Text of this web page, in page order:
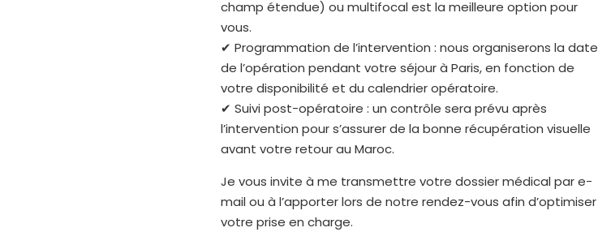
champ étendue) ou multifocal est la meilleure option pour
vous.
✔ Programmation de l’intervention : nous organiserons la date
de l’opération pendant votre séjour à Paris, en fonction de
votre disponibilité et du calendrier opératoire.
✔ Suivi post-opératoire : un contrôle sera prévu après
l’intervention pour s’assurer de la bonne récupération visuelle
avant votre retour au Maroc.
Je vous invite à me transmettre votre dossier médical par e-
mail ou à l’apporter lors de notre rendez-vous afin d’optimiser
votre prise en charge.